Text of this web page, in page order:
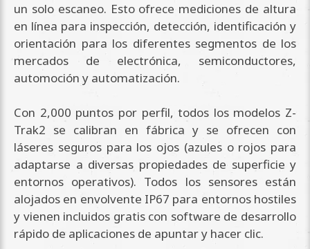
un solo escaneo. Esto ofrece mediciones de altura
en línea para inspección, detección, identificación y
orientación para los diferentes segmentos de los
mercados de electrónica, semiconductores,
automoción y automatización.
Con 2,000 puntos por perfil, todos los modelos Z-
Trak2 se calibran en fábrica y se ofrecen con
láseres seguros para los ojos (azules o rojos para
adaptarse a diversas propiedades de superficie y
entornos operativos). Todos los sensores están
alojados en envolvente IP67 para entornos hostiles
y vienen incluidos gratis con software de desarrollo
rápido de aplicaciones de apuntar y hacer clic.